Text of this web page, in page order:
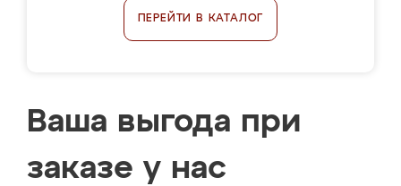
ПЕРЕЙТИ В КАТАЛОГ
Ваша выгода при
заказе у нас